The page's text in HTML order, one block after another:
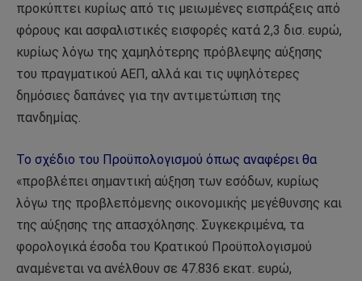
προκύπτει κυρίως από τις μειωμένες εισπράξεις από
φόρους και ασφαλιστικές εισφορές κατά 2,3 δισ. ευρώ,
κυρίως λόγω της χαμηλότερης πρόβλεψης αύξησης
του πραγματικού ΑΕΠ, αλλά και τις υψηλότερες
δημόσιες δαπάνες για την αντιμετώπιση της
πανδημίας.
Το σχέδιο του Προϋπολογισμού όπως αναφέρει θα
«προβλέπει σημαντική αύξηση των εσόδων, κυρίως
λόγω της προβλεπόμενης οικονομικής μεγέθυνσης και
της αύξησης της απασχόλησης. Συγκεκριμένα, τα
φορολογικά έσοδα του Κρατικού Προϋπολογισμού
αναμένεται να ανέλθουν σε 47.836 εκατ. ευρώ,